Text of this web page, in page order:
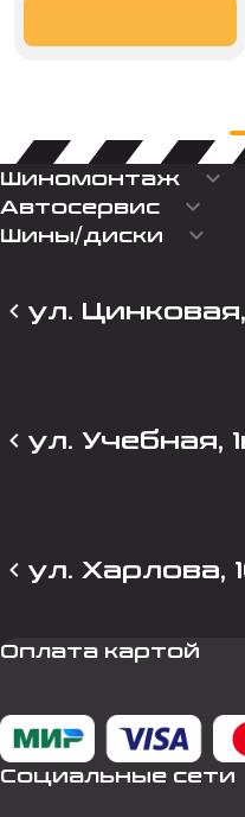
Шиномонтаж keyboard_arrow_down
Автосервис keyboard_arrow_down
Шины/диски keyboard_arrow_down
ул.
ул. Учебная,
ул. Харлова,
Оплата картой
Социальные сети